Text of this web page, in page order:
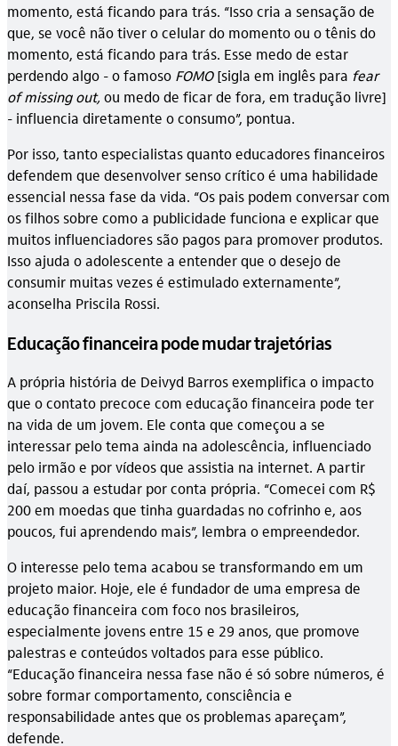
momento, está ficando para trás. “Isso cria a sensação de
que, se você não tiver o celular do momento ou o tênis do
momento, está ficando para trás. Esse medo de estar
perdendo algo - o famoso FOMO[sigla em inglês para fear
of missing out, ou medo de ficar de fora, em tradução livre]
- influencia diretamente o consumo”, pontua.
Por isso, tanto especialistas quanto educadores financeiros
defendem que desenvolver senso crítico é uma habilidade
essencial nessa fase da vida. “Os pais podem conversar com
os filhos sobre como a publicidade funciona e explicar que
muitos influenciadores são pagos para promover produtos.
Isso ajuda o adolescente a entender que o desejo de
consumir muitas vezes é estimulado externamente”,
aconselha Priscila Rossi.
Educação financeira pode mudar trajetórias
A própria história de Deivyd Barros exemplifica o impacto
que o contato precoce com educação financeira pode ter
na vida de um jovem. Ele conta que começou a se
interessar pelo tema ainda na adolescência, influenciado
pelo irmão e por vídeos que assistia na internet. A partir
daí, passou a estudar por conta própria. “Comecei com R$
200 em moedas que tinha guardadas no cofrinho e, aos
poucos, fui aprendendo mais”, lembra o empreendedor.
O interesse pelo tema acabou se transformando em um
projeto maior. Hoje, ele é fundador de uma empresa de
educação financeira com foco nos brasileiros,
especialmente jovens entre 15 e 29 anos, que promove
palestras e conteúdos voltados para esse público.
“Educação financeira nessa fase não é só sobre números, é
sobre formar comportamento, consciência e
responsabilidade antes que os problemas apareçam”,
defende.